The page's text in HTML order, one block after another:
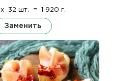
x 32 шт. = 1 920 г.
Заменить